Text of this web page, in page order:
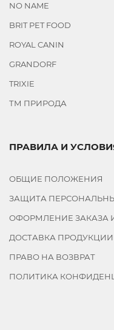
NO NAME
BRIT PET FOOD
ROYAL CANIN
GRANDORF
TRIXIE
ТМ ПРИРОДА
ПРАВИЛА И
ОБЩИЕ ПОЛОЖЕНИЯ
ЗАЩИТА
ОФОРМЛЕНИЕ ЗАКАЗА
ДОСТАВКА ПРОДУКЦИИ
ПРАВО НА ВОЗВРАТ
ПОЛИТИКА